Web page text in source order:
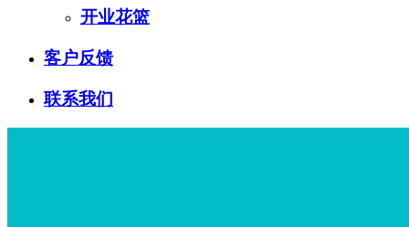
开业花篮
客户反馈
联系我们